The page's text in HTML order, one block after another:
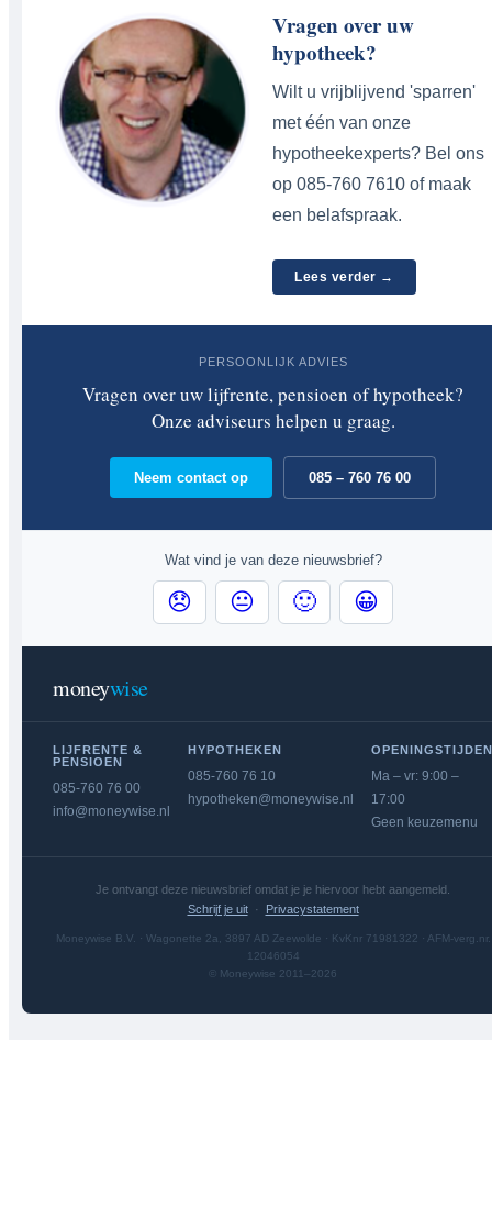
Vragen over uw
hypotheek?
Wilt u vrijblijvend 'sparren'
met één van onze
hypotheekexperts? Bel ons
op 085-760 7610 of maak
een belafspraak.
Lees verder →
PERSOONLIJK ADVIES
Vragen over uw lijfrente, pensioen of hypotheek?
Onze adviseurs helpen u graag.
Neem contact op 085 – 760 76 00
Wat vind je van deze nieuwsbrief?
😞 😐 🙂 😀
moneywise
LIJFRENTE &
PENSIOEN
085-760 76 00
info@moneywise.nl
HYPOTHEKEN
085-760 76 10
hypotheken@moneywise.nl
OPENINGSTIJDEN
Ma – vr: 9:00 –
17:00
Geen keuzemenu
Je ontvangt deze nieuwsbrief omdat je je hiervoor hebt aangemeld.
Schrijf je uit· Privacystatement
Moneywise B.V. · Wagonette 2a, 3897 AD Zeewolde · KvKnr 71981322 · AFM-verg.nr.
12046054
© Moneywise 2011–2026